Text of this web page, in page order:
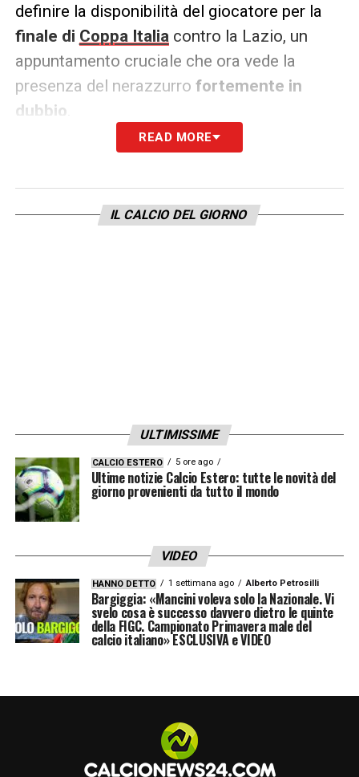
definire la disponibilità del giocatore per la
finale di Coppa Italia contro la Lazio, un
appuntamento cruciale che ora vede la
presenza del nerazzurro fortemente in
dubbio
L’importanza tattica di Thuram per
L’eventuale forfait del figlio d’arte
delle sue armi offensive più efficaci proprio
nel momento clou della stagione.
Lo staff medico, d’accordo con l’allenatore,
rischi inutili: la salute dell’atleta resta la
priorità, anche a costo di rinunciare a lui per
la finalissima. L’intero ambiente interista
resta dunquecol fiato sospeso, in attesa di
allarme, ma le prossime 24 ore saranno
determinanti per il destino della squadra in
READ MORE
IL CALCIO DEL GIORNO
ULTIMISSIME
CALCIO ESTERO 5 ore ago
Ultime notizie Calcio Estero: tutte le novità del
giorno provenienti da tutto il mondo
VIDEO
HANNO DETTO 1 settimana ago Alberto Petrosilli
Bargiggia: «Mancini voleva solo la Nazionale. Vi
svelo cosa è successo davvero dietro le quinte
della FIGC. Campionato Primavera male del
calcio italiano» ESCLUSIVA e VIDEO